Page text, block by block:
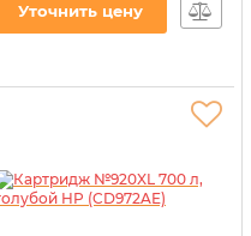
Уточнить цену